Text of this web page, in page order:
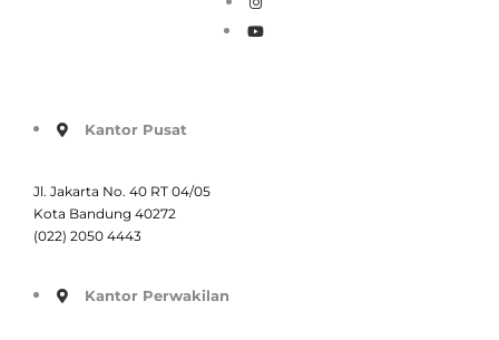
Kantor Pusat
Jl. Jakarta No. 40 RT 04/05
Kota Bandung 40272
(022) 2050 4443
Kantor Perwakilan